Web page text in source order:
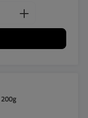
den
200g